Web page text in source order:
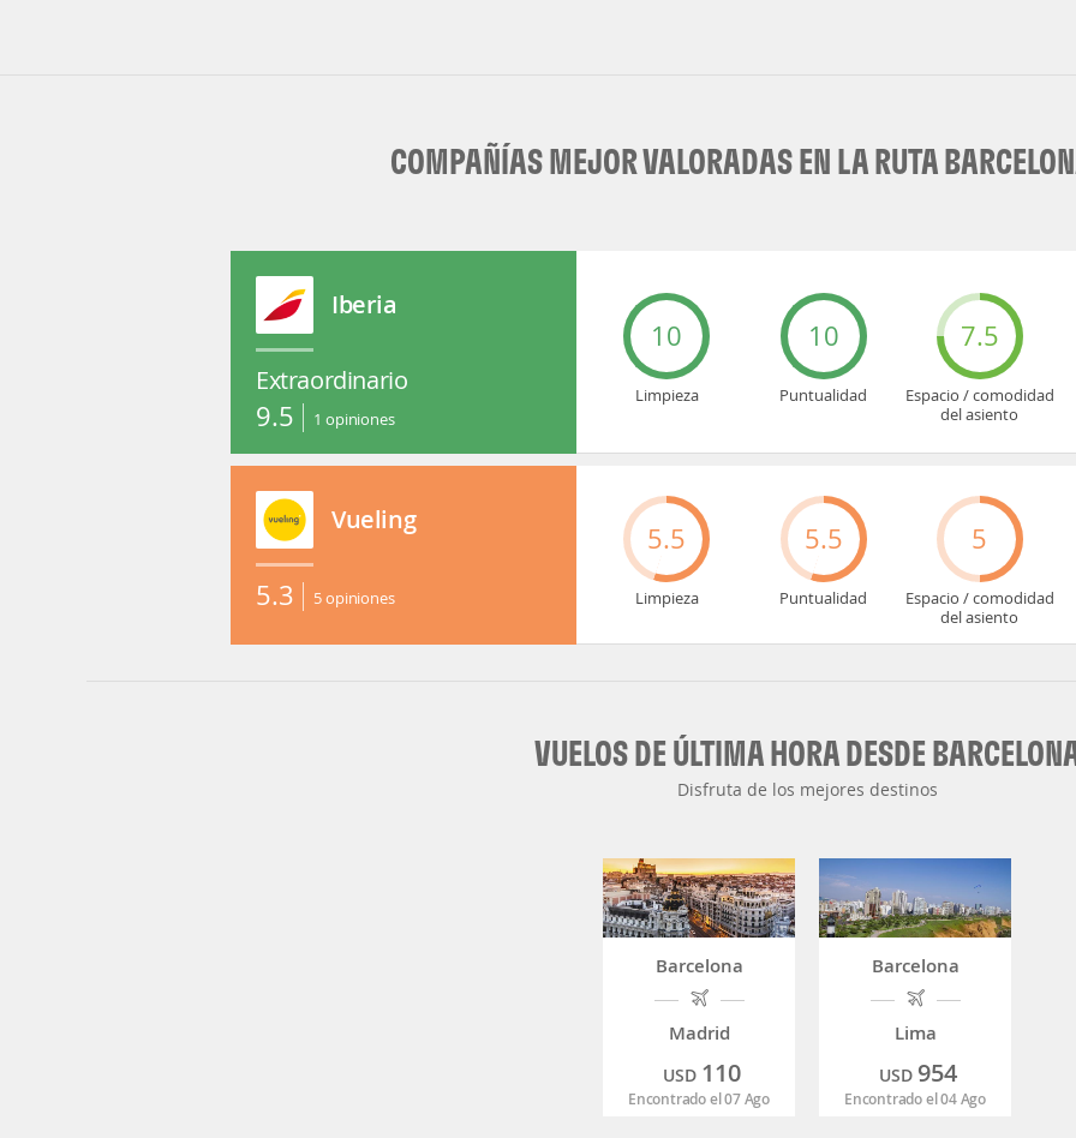
COMPAÑÍAS MEJOR VALORADAS EN LA RUTA
Iberia
Extraordinario
9.5 1 opiniones
10
Limpieza
10
Puntualidad
7.5
Espacio / comodidad
del asiento
Vueling
5.3 5opiniones
5.5
Limpieza
5.5
Puntualidad
5
Espacio / comodidad
del asiento
VUELOS DE ÚLTIMA HORA DESDE
Disfruta de los mejores destinos
Barcelona
Madrid
USD 110
Encontrado el 07 Ago
Barcelona
Lima
USD 954
Encontrado el 04 Ago